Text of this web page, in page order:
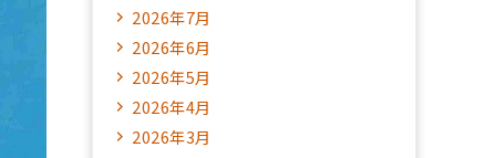
2026年7月
2026年6月
2026年5月
2026年4月
2026年3月